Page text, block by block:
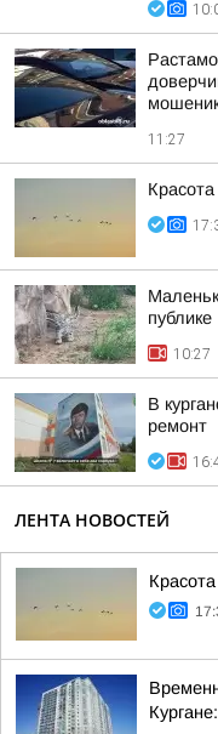
11:27
публике
10:27
В
ремонт
ЛЕНТА НОВОСТЕЙ